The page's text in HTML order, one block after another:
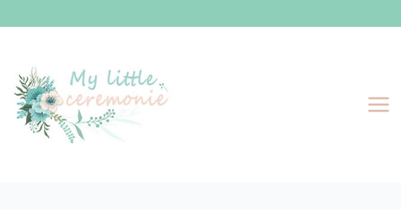
contenu